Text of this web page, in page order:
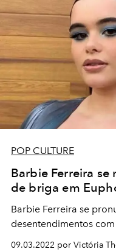
POP CULTURE
Barbie Ferreira se
de briga em
Barbie Ferreira se
desentendimentos
09.03.2022 por Victória